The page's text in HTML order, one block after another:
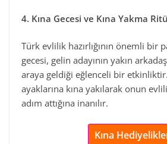
4. Kına Gecesi ve Kına Yakma
Türk evlilik hazırlığının önemli bir
gecesi, gelin adayının yakın
araya geldiği eğlenceli bir
ayaklarına kına yakılarak onun
adım attığına inanılır.
Kına